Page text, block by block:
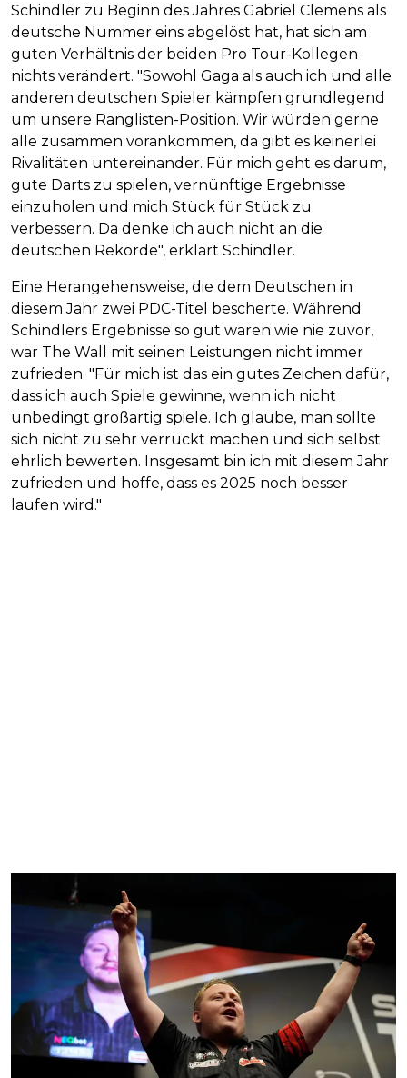
Schindler zu Beginn des Jahres Gabriel Clemens als
deutsche Nummer eins abgelöst hat, hat sich am
guten Verhältnis der beiden Pro Tour-Kollegen
nichts verändert. "Sowohl Gaga als auch ich und alle
anderen deutschen Spieler kämpfen grundlegend
um unsere Ranglisten-Position. Wir würden gerne
alle zusammen vorankommen, da gibt es keinerlei
Rivalitäten untereinander. Für mich geht es darum,
gute Darts zu spielen, vernünftige Ergebnisse
einzuholen und mich Stück für Stück zu
verbessern. Da denke ich auch nicht an die
deutschen Rekorde", erklärt Schindler.
Eine Herangehensweise, die dem Deutschen in
diesem Jahr zwei PDC-Titel bescherte. Während
Schindlers Ergebnisse so gut waren wie nie zuvor,
war The Wall mit seinen Leistungen nicht immer
zufrieden. "Für mich ist das ein gutes Zeichen dafür,
dass ich auch Spiele gewinne, wenn ich nicht
unbedingt großartig spiele. Ich glaube, man sollte
sich nicht zu sehr verrückt machen und sich selbst
ehrlich bewerten. Insgesamt bin ich mit diesem Jahr
zufrieden und hoffe, dass es 2025 noch besser
laufen wird."